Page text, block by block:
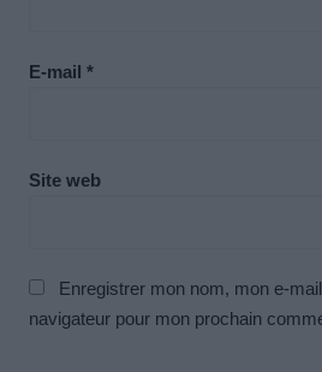
E-mail *
Site web
Enregistrer mon nom, mon e-
navigateur pour mon prochain